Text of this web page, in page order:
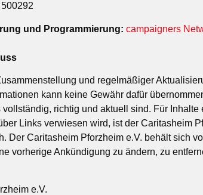
und Programmierung: campaigners
und regelmäßiger
kann keine Gewähr dafür
richtig und aktuell sind. Für Inhalte
Links verwiesen wird, ist der Caritasheim
Der Caritasheim Pforzheim e.V. behält sich
vorherige Ankündigung zu ändern, zu
e.V.